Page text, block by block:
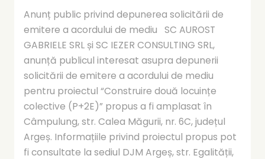
Anunț public privind depunerea solicitării de
emitere a acordului de mediu SC AUROST
GABRIELE SRL și SC IEZER CONSULTING SRL,
anunță publicul interesat asupra depunerii
solicitării de emitere a acordului de mediu
pentru proiectul “Construire două locuințe
colective (P+2E)” propus a fi amplasat în
Câmpulung, str. Calea Măgurii, nr. 6C, județul
Argeș. Informațiile privind proiectul propus pot
fi consultate la sediul DJM Argeș, str. Egalității,